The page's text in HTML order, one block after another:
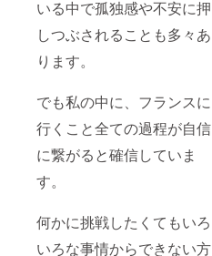
いる中で孤独感や不安に押
しつぶされることも多々あ
ります。
でも私の中に、フランスに
行くこと全ての過程が自信
に繋がると確信していま
す。
何かに挑戦したくてもいろ
いろな事情からできない方